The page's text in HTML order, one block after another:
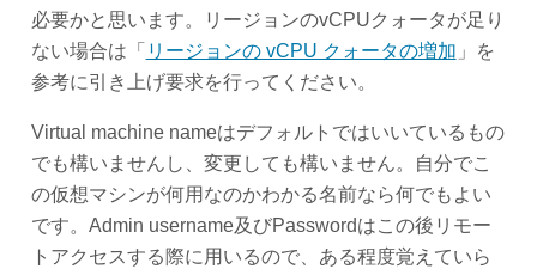
必要かと思います。リージョンのvCPUクォータが足り
ない場合は「 リージョンの vCPU クォータの増加 」を
参考に引き上げ要求を行ってください。
Virtual machine nameはデフォルトではいいているもの
でも構いませんし、変更しても構いません。自分でこ
の仮想マシンが何用なのかわかる名前なら何でもよい
です。Admin username及びPasswordはこの後リモー
トアクセスする際に用いるので、ある程度覚えていら